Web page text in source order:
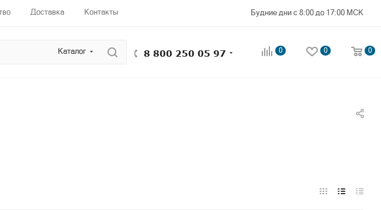
Доставка Контакты Будние дни с 8:00 до 17:00 МСК
Каталог 8 800 250 05 97 0 0 0